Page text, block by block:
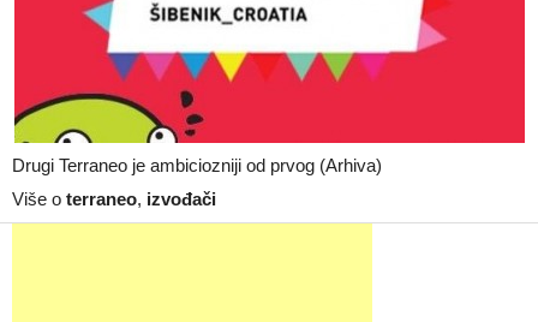
Drugi Terraneo je ambiciozniji od prvog (Arhiva)
Više o terraneo, izvođači